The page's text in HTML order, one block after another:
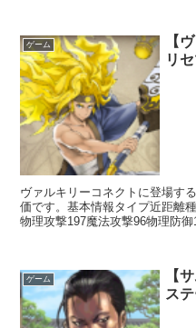
ゲーム
【
リ
ヴァルキリーコネクトに登場す
価です。基本情報タイプ近距離
物理攻撃197魔法攻撃96物理防御
ゲーム
【
ス